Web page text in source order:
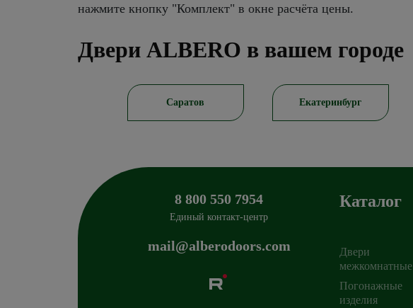
нажмите кнопку "Комплект" в окне расчёта цены.
Двери ALBERO в вашем городе
Саратов Екатеринбург
8 800 550 7954
Единый контакт-центр
mail@alberodoors.com
Каталог
Двери
межкомнатные
Погонажные
изделия